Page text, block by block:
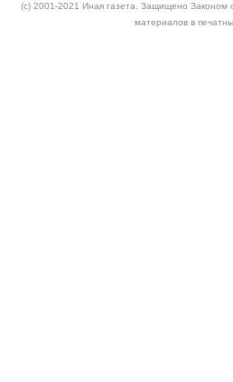
(c) 2001-2021 Иная газета. Защищено Законом
материалов в